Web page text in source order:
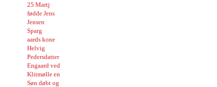
25 Martj
fødde Jens
Jensen
Sparg
aards kone
Helvig
Pedersdatter
Engaard ved
Klitmølle en
Søn døbt og